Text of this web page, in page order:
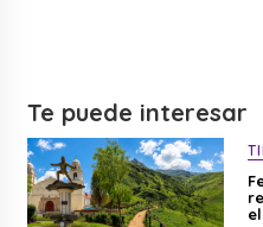
Te puede interesar